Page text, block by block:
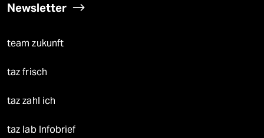
Newsletter
team zukunft
taz frisch
taz zahl ich
taz lab Infobrief